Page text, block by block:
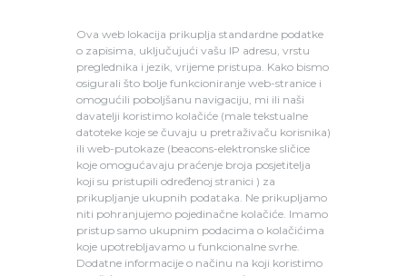
Ova web lokacija prikuplja standardne podatke
o zapisima, uključujući vašu IP adresu, vrstu
preglednika i jezik, vrijeme pristupa. Kako bismo
osigurali što bolje funkcioniranje web-stranice i
omogućili poboljšanu navigaciju, mi ili naši
davatelji koristimo kolačiće (male tekstualne
datoteke koje se čuvaju u pretraživaču korisnika)
ili web-putokaze (beacons-elektronske sličice
koje omogućavaju praćenje broja posjetitelja
koji su pristupili određenoj stranici ) za
prikupljanje ukupnih podataka. Ne prikupljamo
niti pohranjujemo pojedinačne kolačiće. Imamo
pristup samo ukupnim podacima o kolačićima
koje upotrebljavamo u funkcionalne svrhe.
Dodatne informacije o načinu na koji koristimo